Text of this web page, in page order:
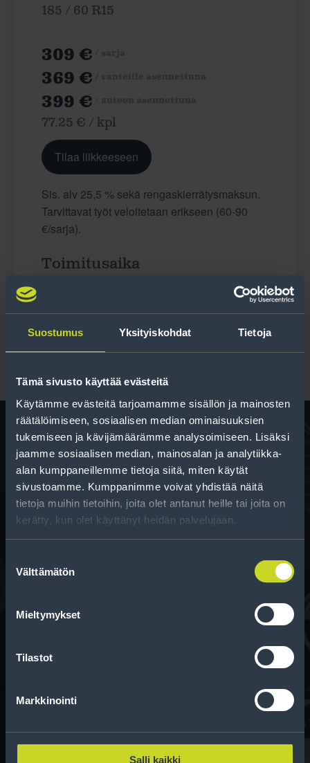
Suostumus Yksityiskohdat Tietoja
Tämä sivusto käyttää evästeitä
Käytämme evästeitä tarjoamamme sisällön ja mainosten
räätälöimiseen, sosiaalisen median ominaisuuksien
tukemiseen ja kävijämäärämme analysoimiseen. Lisäksi
jaamme sosiaalisen median, mainosalan ja analytiikka-
alan kumppaneillemme tietoja siitä, miten käytät
sivustoamme. Kumppanimme voivat yhdistää näitä
tietoja muihin tietoihin, joita olet antanut heille tai joita on
kerätty, kun olet käyttänyt heidän palvelujaan.
valinta
Välttämätön
Mieltymykset
Tilastot
Markkinointi
Salli kaikki
185 / 60 R15
309 €
369 €
399 €
77.25 € / kpl
Tilaa liikkeeseen
Sis. alv 25,5 % sekä rengaskierrätysmaksun.
Tarvittavat työt veloitetaan erikseen (60-90
€/sarja).
Toimitusaika
Rengas­laskuri
Auttaa sinua valitsemaan oikean kokoisen renkaan,
kun vaihdat rengaskokoa.